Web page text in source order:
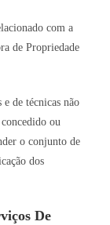
com a
de Propriedade
de técnicas não
ou
o conjunto de
dos
De